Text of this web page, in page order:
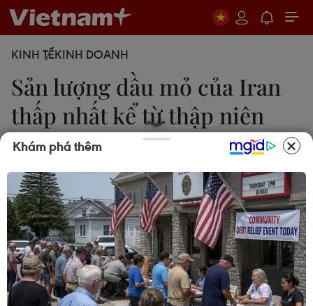
KINH TẾKINH DOANH
Sản lượng dầu mỏ của Iran
thấp nhất kể từ thập niên
1980
Việt Khoa
15/06/2019 00:37
Sản lượng dầu mỏ của Iran đã giảm xuống mức
thấp nhất kể từ thập niên 1980, trong bối cảnh các
lệnh trừng phạt của Mỹ đang đè nặng lên hoạt
động xuất khẩu “vàng đen” của nước Cộng hòa
Khám phá thêm